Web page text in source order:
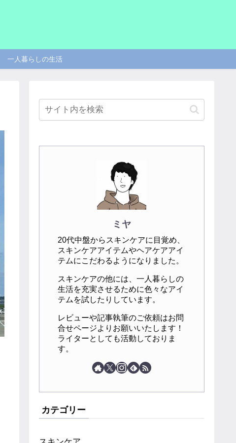
一人暮らしの生活
ミヤ
20代中盤からスキンケアに目覚め、
スキンケアアイテムやヘアケアアイ
テムにこだわるようになりました。
スキンケアの他には、一人暮らしの
生活を充実させるために色々なアイ
テムを試したりしています。
レビューや記事執筆のご依頼はお問
合せページよりお願いいたします！
ライターとしても活動しておりま
す。
カテゴリー